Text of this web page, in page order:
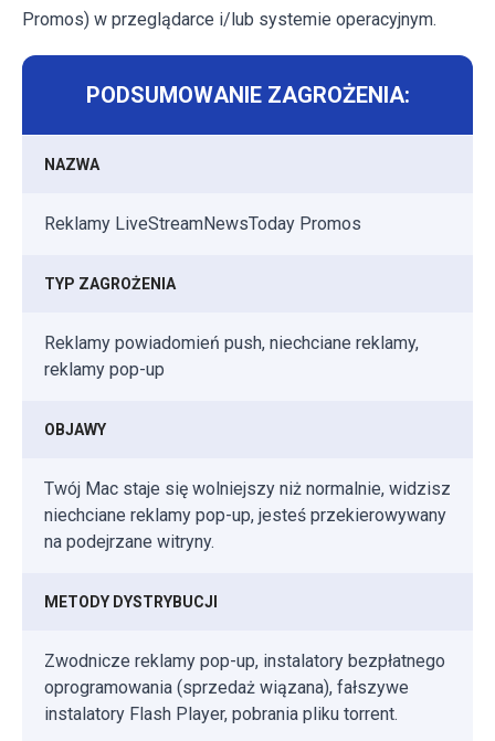
Promos) w przeglądarce i/lub systemie operacyjnym.
PODSUMOWANIE ZAGROŻENIA:
NAZWA
Reklamy LiveStreamNewsToday Promos
TYP ZAGROŻENIA
Reklamy powiadomień push, niechciane reklamy,
reklamy pop-up
OBJAWY
Twój Mac staje się wolniejszy niż normalnie, widzisz
niechciane reklamy pop-up, jesteś przekierowywany
na podejrzane witryny.
METODY DYSTRYBUCJI
Zwodnicze reklamy pop-up, instalatory bezpłatnego
oprogramowania (sprzedaż wiązana), fałszywe
instalatory Flash Player, pobrania pliku torrent.